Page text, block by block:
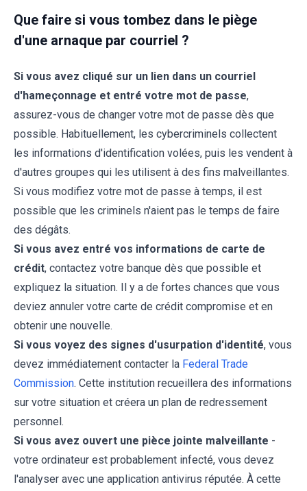
Que faire si vous tombez dans le piège
d'une arnaque par courriel ?
Si vous avez cliqué sur un lien dans un courriel
d'hameçonnage et entré votre mot de passe,
assurez-vous de changer votre mot de passe dès que
possible. Habituellement, les cybercriminels collectent
les informations d'identification volées, puis les vendent à
d'autres groupes qui les utilisent à des fins malveillantes.
Si vous modifiez votre mot de passe à temps, il est
possible que les criminels n'aient pas le temps de faire
des dégâts.
Si vous avez entré vos informations de carte de
crédit, contactez votre banque dès que possible et
expliquez la situation. Il y a de fortes chances que vous
deviez annuler votre carte de crédit compromise et en
obtenir une nouvelle.
Si vous voyez des signes d'usurpation d'identité, vous
devez immédiatement contacter la Federal Trade
Commission. Cette institution recueillera des informations
sur votre situation et créera un plan de redressement
personnel.
Si vous avez ouvert une pièce jointe malveillante -
votre ordinateur est probablement infecté, vous devez
l'analyser avec une application antivirus réputée. À cette